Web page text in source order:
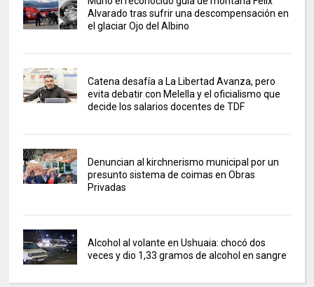
Alvarado tras sufrir una descompensación en
el glaciar Ojo del Albino
Catena desafía a La Libertad Avanza, pero
evita debatir con Melella y el oficialismo que
decide los salarios docentes de TDF
Denuncian al kirchnerismo municipal por un
presunto sistema de coimas en Obras
Privadas
Alcohol al volante en Ushuaia: chocó dos
veces y dio 1,33 gramos de alcohol en sangre